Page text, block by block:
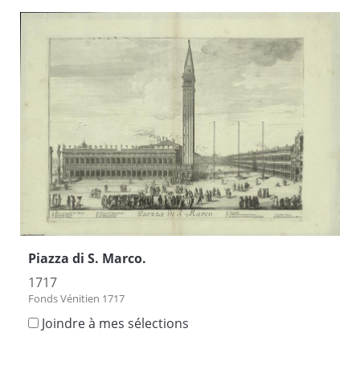
Piazza di S. Marco.
1717
Fonds Vénitien 1717
Joindre à mes sélections